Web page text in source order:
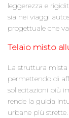
leggerezza e
sia nei viaggi
progettuale che
Telaio misto
La struttura mista
permettendo di
sollecitazioni più
rende la guida
urbane più strette.